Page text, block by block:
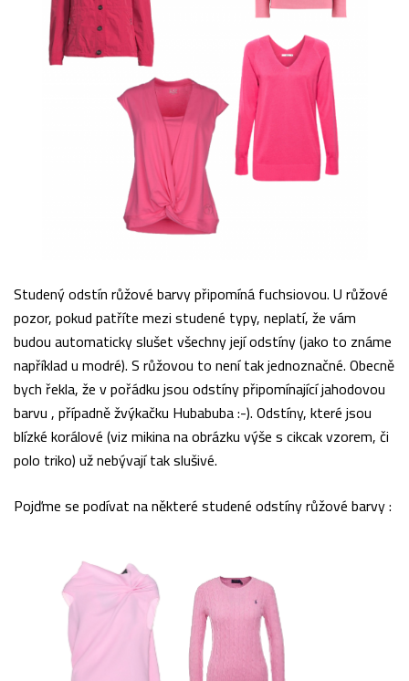
Studený odstín růžové barvy připomíná fuchsiovou. U růžové
pozor, pokud patříte mezi studené typy, neplatí, že vám
budou automaticky slušet všechny její odstíny (jako to známe
například u modré). S růžovou to není tak jednoznačné. Obecně
bych řekla, že v pořádku jsou odstíny připomínající jahodovou
barvu , případně žvýkačku Hubabuba :-). Odstíny, které jsou
blízké korálové (viz mikina na obrázku výše s cikcak vzorem, či
polo triko) už nebývají tak slušivé.
Pojďme se podívat na některé studené odstíny růžové barvy :